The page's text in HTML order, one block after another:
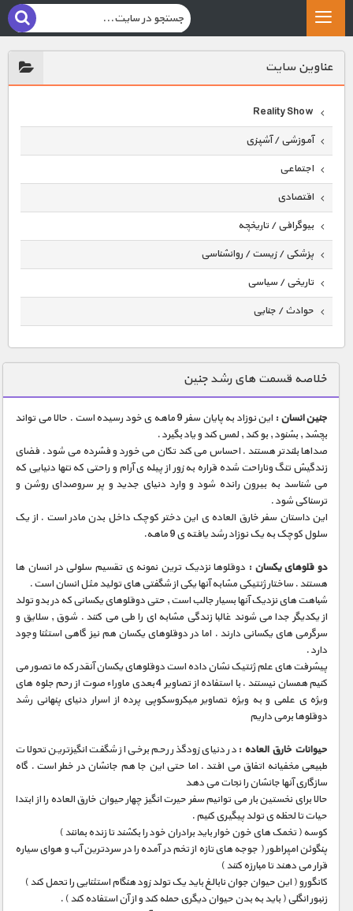
عناوين سايت
Reality Show
آموزشی / آشپزی
اجتماعی
اقتصادی
بیوگرافی / تاریخچه
پزشکی / زیست / روانشناسی
تاریخی / سیاسی
حوادث / جنایی
دنیای خوراکی ها
زمین شناسی / محیط زیست
سازه/ معماری/ مهندسی
سرگرمی
شناخت کودکان
طبیعت
علم و فناوری
فرهنگ / هنر
کیهان / نجوم
گردشگری
ماورایی
مسابقات / ورزشی
مستند های اختصاصی
خلاصه قسمت های رشد جنین
جنین انسان :
این نوزاد به پایان سفر 9 ماهه ی خود رسیده است . حالا می تواند
بچشد , بشنود , بو کند , لمس کند و یاد بگیرد .
صداها بلندتر هستند . احساس می کند تکان می خورد و فشرده می شود . فضای
زندگیش تنگ وناراحت شده قراره به زور از پیله ی آرام و راحتی که تنها دنیایی که
می شناسد به بیرون رانده شود و وارد دنیای جدید و پر سروصدای روشن و
ترسناکی شود .
این داستان سفر خارق العاده ی این دختر کوچک داخل بدن مادر است . از یک
سلول کوچک به یک نوزاد رشد یافته ی 9 ماهه.
دو قلوهای یکسان : دوقلوها نزدیک ترین نمونه ی تقسیم سلولی در انسان ها
هستند . ساختار ژنتیکی مشابه آنها یکی از شگفتی های تولید مثل انسان است .
شباهت های نزدیک آنها بسیار جالب است , حتی دوقلوهای یکسانی که در بدو تولد
از یکدیگر جدا می شوند غالبا زندگی مشابه ای را طی می کنند . شوق , سلایق و
سرگرمی های یکسانی دارند . اما در دوقلوهای یکسان هم نیز گاهی استثنا وجود
دارد .
پیشرفت های علم ژنتیک نشان داده است دوقلوهای یکسان آنقدر که ما تصور می
کنیم همسان نیستند . با استفاده از تصاویر 4 بعدی ماوراء صوت از رحم جلوه های
ویژه ی علمی و به ویژه تصاویر میکروسکوپی پرده از اسرار دنیای پنهانی رشد
دوقلوها برمی داریم
حیوانات خارق العاده : در دنیای زودگذر رحم برخی از شگفت انگیزترین تحولات
طبیعی مخفیانه اتفاق می افتد . اما حتی این جا هم جانشان در خطر است . گاه
سازگاری آنها جانشان را نجات می دهد
حالا برای نخستین بار می توانیم سفر حیرت انگیز چهار حیوان خارق العاده را از ابتدا
حیات تا لحظه ی تولد پیگیری کنیم .
کوسه ( تخمک های خون خوار باید برادران خود را بکشند تا زنده بمانند )
پنگوئن امپراطور ( جوجه های تازه از تخم در آمده را در سردترین آب و هوای سیاره
قرار می دهند تا مبارزه کنند )
کانگورو ( این حیوان جوان نابالغ باید یک تولد زود هنگام استثنایی را تحمل کند )
زنبور انگلی ( باید به بدن حیوان دیگری حمله کند و از آن استفاده کند ) .